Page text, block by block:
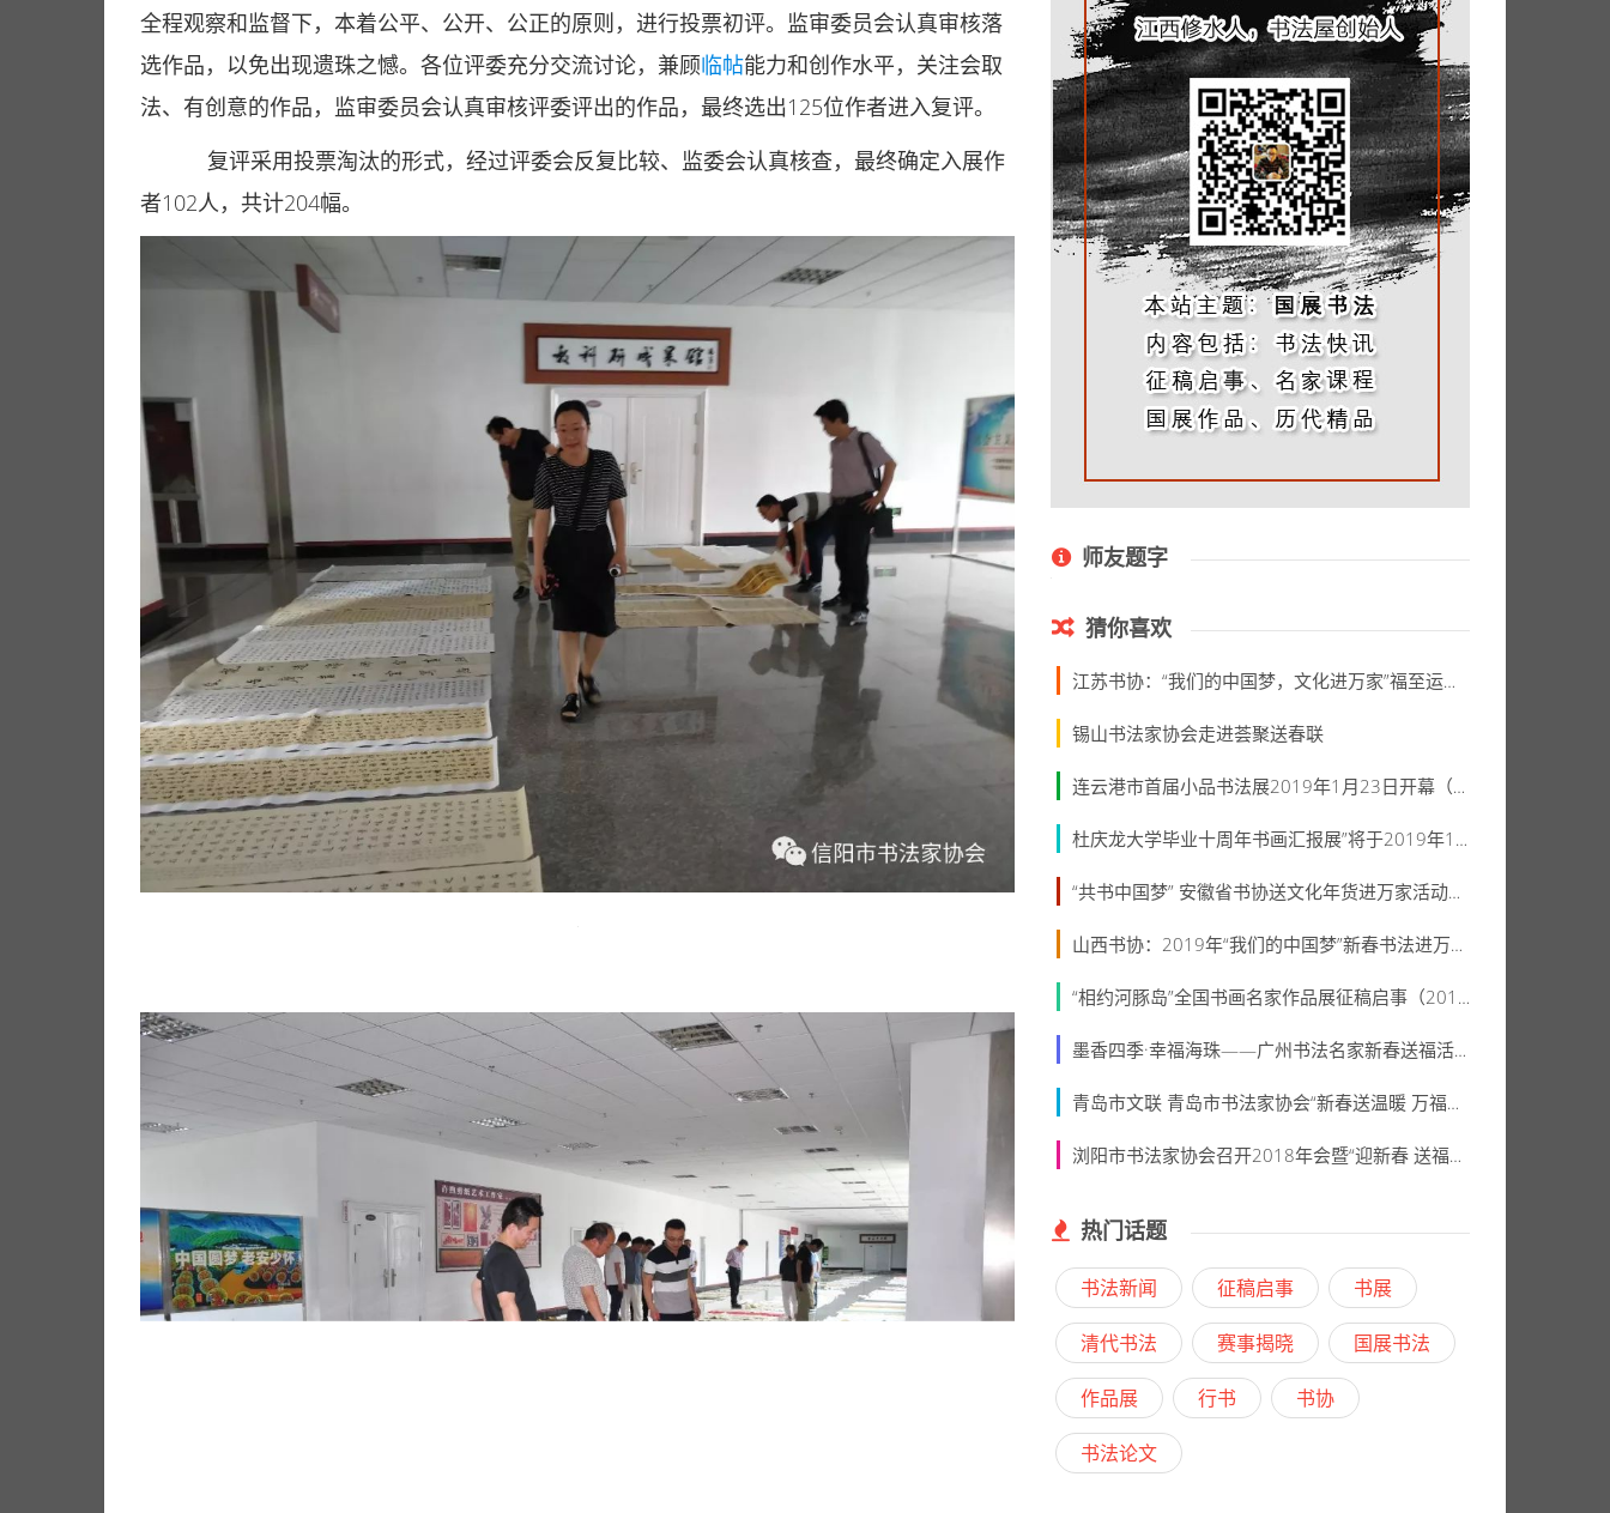
全程观察和监督下，本着公平、公开、公正的原则，进行投票初评。监审委员会认真审核落
选作品，以免出现遗珠之憾。各位评委充分交流讨论，兼顾临帖能力和创作水平，关注会取
法、有创意的作品，监审委员会认真审核评委评出的作品，最终选出125位作者进入复评。
复评采用投票淘汰的形式，经过评委会反复比较、监委会认真核查，最终确定入展作
者102人，共计204幅。
师友题字
猜你喜欢
江苏书协：“我们的中国梦，文化进万家”福至运来——江苏省千名书法家“送万福进万家”活动在泰州火车站隆重举行
锡山书法家协会走进荟聚送春联
连云港市首届小品书法展2019年1月23日开幕（附获奖作品高清图）
杜庆龙大学毕业十周年书画汇报展”将于2019年1月27日在金龙美术馆隆重开幕
“共书中国梦” 安徽省书协送文化年货进万家活动走进阜阳颍州区、太和县
山西书协：2019年“我们的中国梦”新春书法进万家公益活动走进左权麻田
“相约河豚岛”全国书画名家作品展征稿启事（2019年3月10日截稿）
墨香四季·幸福海珠——广州书法名家新春送福活动
青岛市文联 青岛市书法家协会“新春送温暖 万福进万家”文化惠民活动走进胶州洋河镇
浏阳市书法家协会召开2018年会暨“迎新春 送福进万家”活动
热门话题
书法新闻 征稿启事 书展
清代书法 赛事揭晓 国展书法
作品展 行书 书协
书法论文